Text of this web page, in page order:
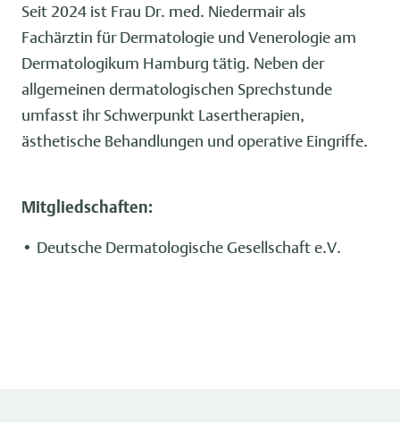
Seit 2024 ist Frau Dr. med. Niedermair als
Fachärztin für Dermatologie und Venerologie am
Dermatologikum Hamburg tätig. Neben der
allgemeinen dermatologischen Sprechstunde
umfasst ihr Schwerpunkt Lasertherapien,
ästhetische Behandlungen und operative Eingriffe.
Mitgliedschaften:
• Deutsche Dermatologische Gesellschaft e.V.